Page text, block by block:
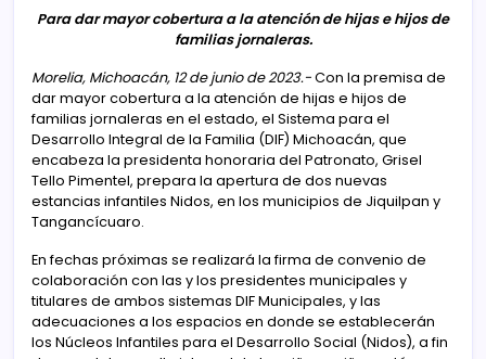
Para dar mayor cobertura a la atención de hijas e hijos de
familias jornaleras.
Morelia, Michoacán, 12 de junio de 2023.-Con la premisa de
dar mayor cobertura a la atención de hijas e hijos de
familias jornaleras en el estado, el Sistema para el
Desarrollo Integral de la Familia (DIF) Michoacán, que
encabeza la presidenta honoraria del Patronato, Grisel
Tello Pimentel, prepara la apertura de dos nuevas
estancias infantiles Nidos, en los municipios de Jiquilpan y
Tangancícuaro.
En fechas próximas se realizará la firma de convenio de
colaboración con las y los presidentes municipales y
titulares de ambos sistemas DIF Municipales, y las
adecuaciones a los espacios en donde se establecerán
los Núcleos Infantiles para el Desarrollo Social (Nidos), a fin